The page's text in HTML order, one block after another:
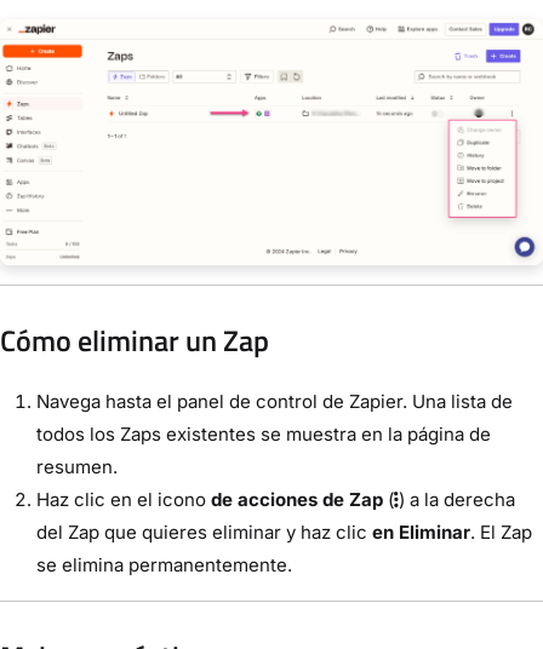
Cómo eliminar un Zap
Navega hasta el panel de control de Zapier. Una lista de
todos los Zaps existentes se muestra en la página de
resumen.
Haz clic en el icono de acciones de Zap ( ) a la derecha
del Zap que quieres eliminar y haz clic en Eliminar. El Zap
se elimina permanentemente.